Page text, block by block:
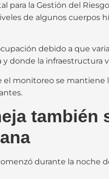
para la Gestión del
de algunos cuerpos
debido a que
donde la infraestructura
el monitoreo se
durante la noche